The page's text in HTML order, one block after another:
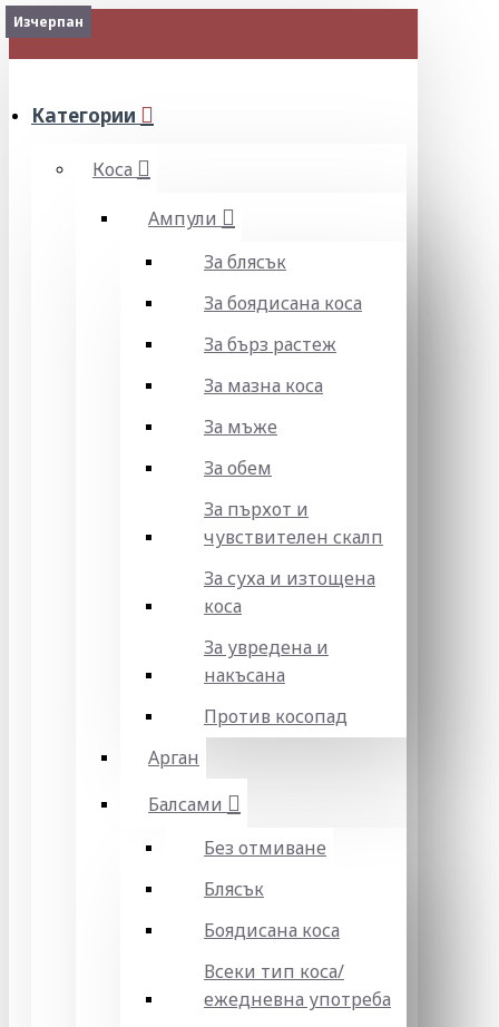
МЕНЮ
Категории
Коса
Ампули
За блясък
За боядисана коса
За бърз растеж
За мазна коса
За мъже
За обем
За пърхот и
чувствителен скалп
За суха и изтощена
коса
За увредена и
накъсана
Против косопад
Арган
Балсами
Без отмиване
Блясък
Боядисана коса
Всеки тип коса/
ежедневна употреба
Изчерпан
Изчерпан